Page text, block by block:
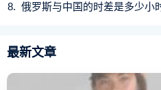
俄罗斯与中国的时差是多少小
最新文章